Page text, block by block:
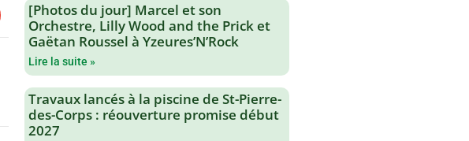
[Photos du jour] Marcel et son
Orchestre, Lilly Wood and the Prick et
Gaëtan Roussel à Yzeures’N’Rock
Lire la suite »
Travaux lancés à la piscine de St-Pierre-
des-Corps : réouverture promise début
2027